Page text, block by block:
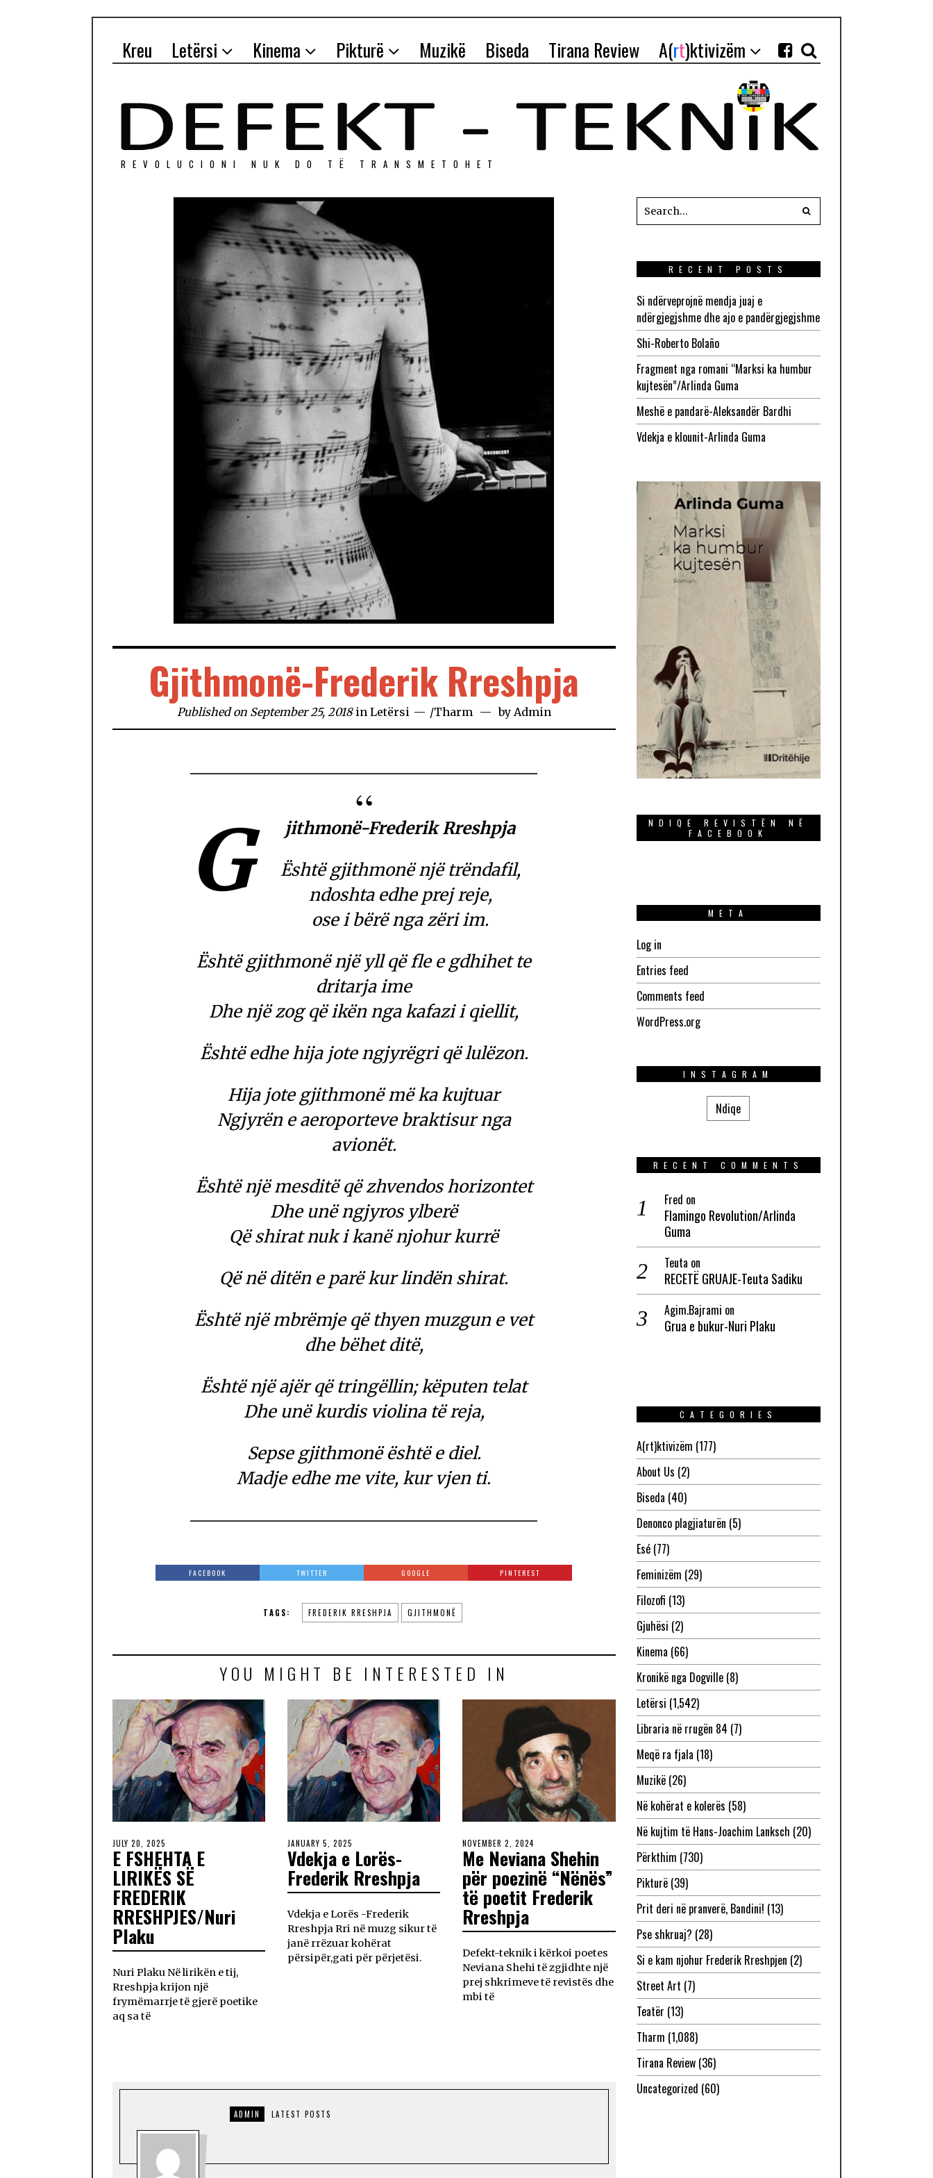
Kreu Letërsi Kinema Pikturë Muzikë Biseda Tirana Review A(rt)ktivizëm
REVOLUCIONI NUK DO TЁ TRANSMETOHET
Gjithmonë-Frederik Rreshpja
Published on September 25, 2018 in Letërsi /Tharm by Admin
G
jithmonë-Frederik Rreshpja
Është gjithmonë një trëndafil,
ndoshta edhe prej reje,
ose i bërë nga zëri im.
Është gjithmonë një yll që fle e gdhihet te
dritarja ime
Dhe një zog që ikën nga kafazi i qiellit,
Është edhe hija jote ngjyrëgri që lulëzon.
Hija jote gjithmonë më ka kujtuar
Ngjyrën e aeroporteve braktisur nga
avionët.
Është një mesditë që zhvendos horizontet
Dhe unë ngjyros ylberë
Që shirat nuk i kanë njohur kurrë
Që në ditën e parë kur lindën shirat.
Është një mbrëmje që thyen muzgun e vet
dhe bëhet ditë,
Është një ajër që tringëllin; këputen telat
Dhe unë kurdis violina të reja,
Sepse gjithmonë është e diel.
Madje edhe me vite, kur vjen ti.
FACEBOOK TWITTER GOOGLE PINTEREST
TAGS: FREDERIK RRESHPJA GJITHMONË
YOU MIGHT BE INTERESTED IN
JULY 20, 2025
E FSHEHTA E
LIRIKËS SË
FREDERIK
RRESHPJES/Nuri
Plaku
Nuri Plaku Në lirikën e tij,
Rreshpja krijon një
frymëmarrje të gjerë poetike
aq sa të
JANUARY 5, 2025
Vdekja e Lorës-
Frederik Rreshpja
Vdekja e Lorës -Frederik
Rreshpja Rri në muzg sikur të
janë rrëzuar kohërat
përsipër,gati për përjetësi.
NOVEMBER 2, 2024
Me Neviana Shehin
për poezinë “Nënës”
të poetit Frederik
Rreshpja
Defekt-teknik i kërkoi poetes
Neviana Shehi të zgjidhte një
prej shkrimeve të revistës dhe
mbi të
ADMIN LATEST POSTS
RECENT POSTS
Si ndërveprojnë mendja juaj e
ndërgjegjshme dhe ajo e pandërgjegjshme
Shi-Roberto Bolaño
Fragment nga romani “Marksi ka humbur
kujtesën”/Arlinda Guma
Meshë e pandarë-Aleksandër Bardhi
Vdekja e klounit-Arlinda Guma
NDIQE REVISTËN NË
FACEBOOK
META
Log in
Entries feed
Comments feed
WordPress.org
INSTAGRAM
Ndiqe
RECENT COMMENTS
Fred on
Flamingo Revolution/Arlinda
Guma
Teuta on
RECETË GRUAJE-Teuta Sadiku
Agim.Bajrami on
Grua e bukur-Nuri Plaku
CATEGORIES
A(rt)ktivizëm (177)
About Us (2)
Biseda (40)
Denonco plagjiaturën (5)
Esé(77)
Feminizëm (29)
Filozofi (13)
Gjuhësi (2)
Kinema (66)
Kronikë nga Dogville(8)
Letërsi (1,542)
Libraria në rrugën 84 (7)
Meqë ra fjala (18)
Muzikë(26)
Në kohërat e kolerës (58)
Në kujtim të Hans-Joachim Lanksch (20)
Përkthim (730)
Pikturë(39)
Prit deri në pranverë, Bandini! (13)
Pse shkruaj? (28)
Si e kam njohur Frederik Rreshpjen (2)
Street Art (7)
Teatër (13)
Tharm (1,088)
Tirana Review(36)
Uncategorized (60)